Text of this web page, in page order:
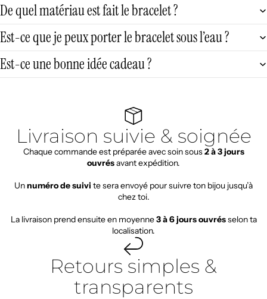
De quel matériau est fait le bracelet ?
Est-ce que je peux porter le bracelet sous l’eau ?
Est-ce une bonne idée cadeau ?
Livraison suivie & soignée
Chaque commande est préparée avec soin sous2 à 3 jours
ouvrésavant expédition.
Unnuméro de suivi te sera envoyé pour suivre ton bijou jusqu’à
chez toi.
La livraison prend ensuite en moyenne3 à 6 jours ouvrésselon ta
localisation.
Retours simples &
transparents